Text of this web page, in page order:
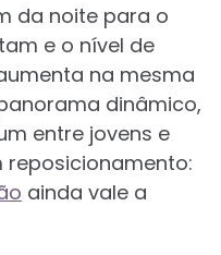
da noite para o
e o nível de
na mesma
dinâmico,
entre jovens e
reposicionamento:
ainda vale a